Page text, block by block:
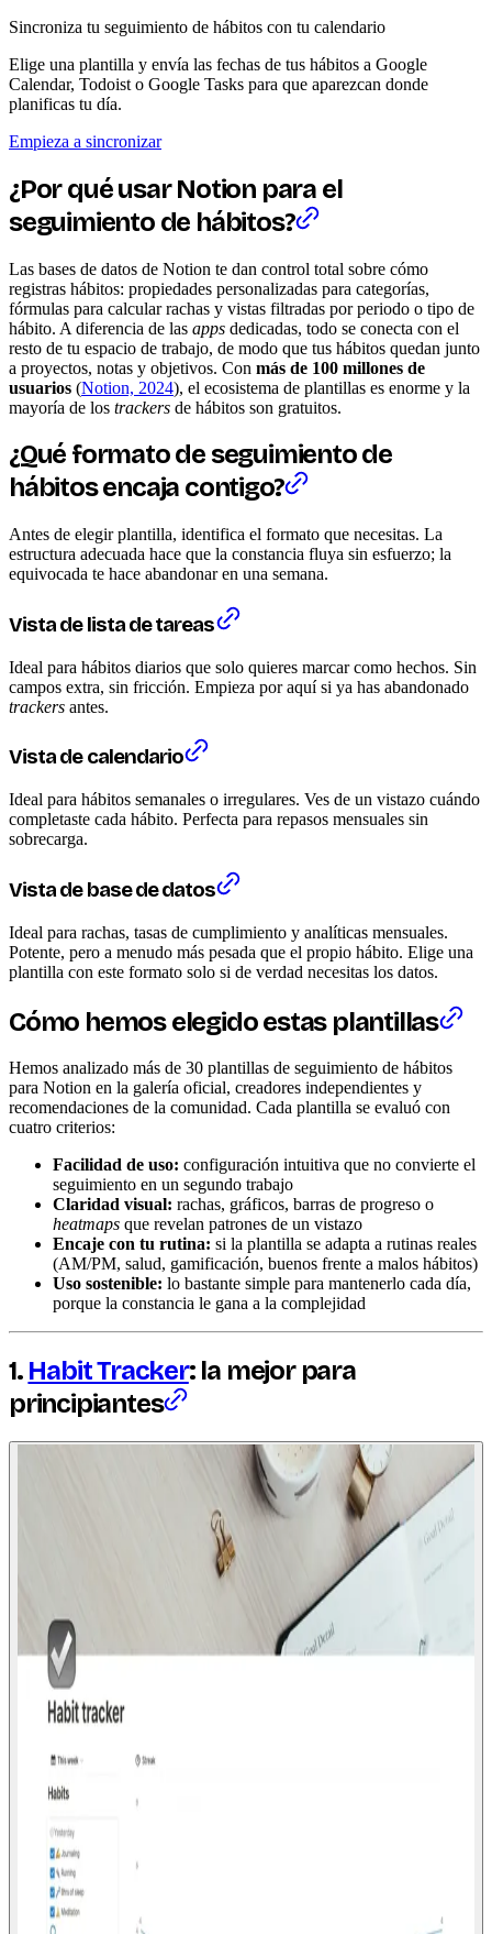
Sincroniza tu seguimiento de hábitos con tu calendario
Elige una plantilla y envía las fechas de tus hábitos a Google
Calendar, Todoist o Google Tasks para que aparezcan donde
planificas tu día.
Empieza a sincronizar
¿Por qué usar Notion para el
seguimiento de hábitos?
Las bases de datos de Notion te dan control total sobre cómo
registras hábitos: propiedades personalizadas para categorías,
fórmulas para calcular rachas y vistas filtradas por periodo o tipo de
hábito. A diferencia de las apps dedicadas, todo se conecta con el
resto de tu espacio de trabajo, de modo que tus hábitos quedan junto
a proyectos, notas y objetivos. Con más de 100 millones de
usuarios (Notion, 2024), el ecosistema de plantillas es enorme y la
mayoría de los trackers de hábitos son gratuitos.
¿Qué formato de seguimiento de
hábitos encaja contigo?
Antes de elegir plantilla, identifica el formato que necesitas. La
estructura adecuada hace que la constancia fluya sin esfuerzo; la
equivocada te hace abandonar en una semana.
Vista de lista de tareas
Ideal para hábitos diarios que solo quieres marcar como hechos. Sin
campos extra, sin fricción. Empieza por aquí si ya has abandonado
trackers antes.
Vista de calendario
Ideal para hábitos semanales o irregulares. Ves de un vistazo cuándo
completaste cada hábito. Perfecta para repasos mensuales sin
sobrecarga.
Vista de base de datos
Ideal para rachas, tasas de cumplimiento y analíticas mensuales.
Potente, pero a menudo más pesada que el propio hábito. Elige una
plantilla con este formato solo si de verdad necesitas los datos.
Cómo hemos elegido estas plantillas
Hemos analizado más de 30 plantillas de seguimiento de hábitos
para Notion en la galería oficial, creadores independientes y
recomendaciones de la comunidad. Cada plantilla se evaluó con
cuatro criterios:
Facilidad de uso: configuración intuitiva que no convierte el
seguimiento en un segundo trabajo
Claridad visual: rachas, gráficos, barras de progreso o
heatmaps que revelan patrones de un vistazo
Encaje con tu rutina: si la plantilla se adapta a rutinas reales
(AM/PM, salud, gamificación, buenos frente a malos hábitos)
Uso sostenible: lo bastante simple para mantenerlo cada día,
porque la constancia le gana a la complejidad
1. Habit Tracker: la mejor para
principiantes